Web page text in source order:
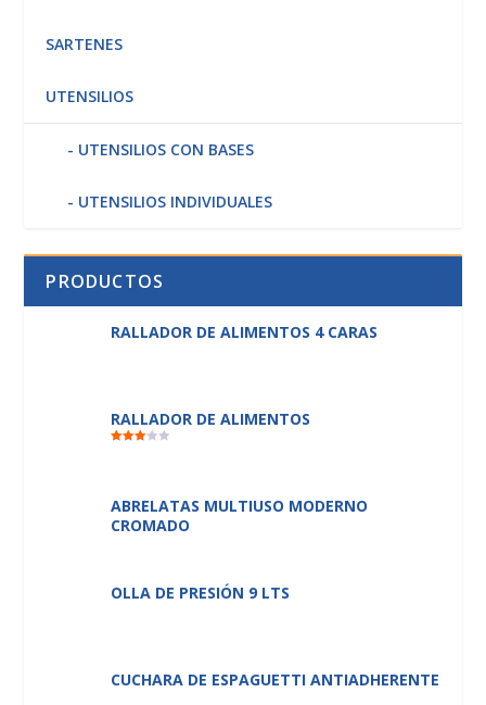
SARTENES
UTENSILIOS
UTENSILIOS CON BASES
UTENSILIOS INDIVIDUALES
PRODUCTOS
RALLADOR DE ALIMENTOS 4 CARAS
RALLADOR DE ALIMENTOS
ABRELATAS MULTIUSO MODERNO
CROMADO
OLLA DE PRESIÓN 9 LTS
CUCHARA DE ESPAGUETTI ANTIADHERENTE